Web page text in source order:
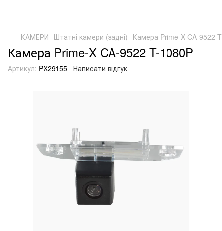
КАМЕРИ Штатні камери (задні) Камера Prime-X CA-9522
Камера Prime-X CA-9522 T-1080P
Артикул: PX29155 Написати відгук